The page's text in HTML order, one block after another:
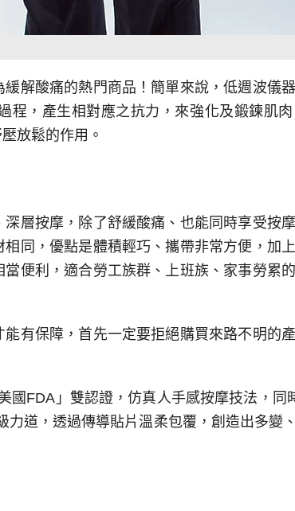
解酸痛的熱門商品！簡單來說，低週波儀
程，產生相對應之抗力，來強化及鍛鍊肌
放鬆的作用。
層按摩，除了舒緩酸痛、也能同時享受按
同，優點是體積輕巧、攜帶非常方便，加
便利，適合勞工族群、上班族、家事勞累
有保障，首先一定要拒絕購買來路不明的
FDA」雙認證，仿真人手感按摩技法，同
道，透過傳導貼片溫柔包覆，創造出多變